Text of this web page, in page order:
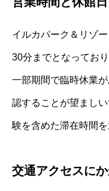
イルカパーク＆リゾ
30分までとなってお
一部期間で臨時休業
認することが望まし
験を含めた滞在時間
交通アクセスに